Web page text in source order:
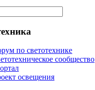
по светотехнике
сообщество
освещения